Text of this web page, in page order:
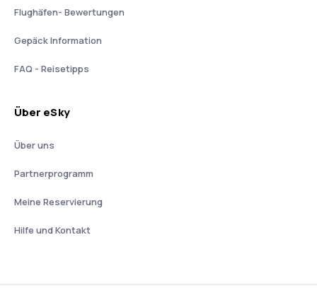
Flughäfen- Bewertungen
Gepäck Information
FAQ - Reisetipps
Über eSky
Über uns
Partnerprogramm
Meine Reservierung
Hilfe und Kontakt